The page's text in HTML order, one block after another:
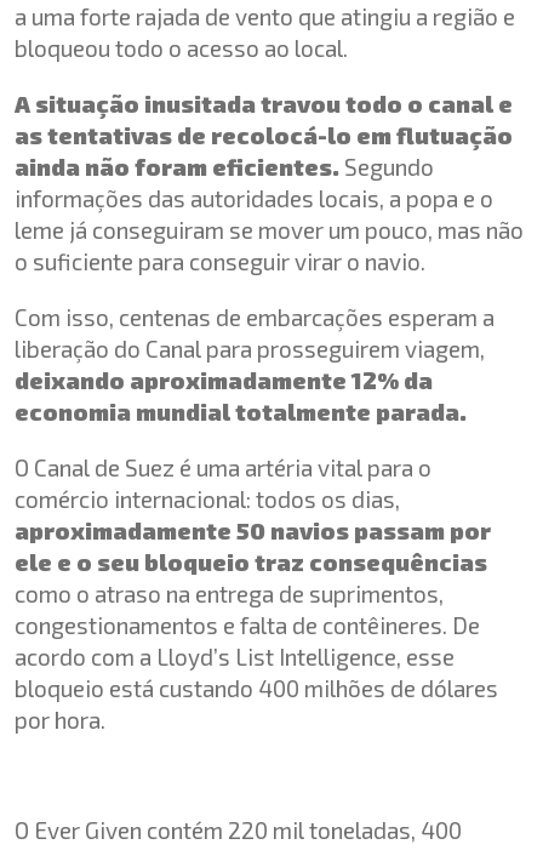
a uma forte rajada de vento que atingiu a região e
bloqueou todo o acesso ao local.
A situação inusitada travou todo o canal e
as tentativas de recolocá-lo em flutuação
ainda não foram eficientes. Segundo
informações das autoridades locais, a popa e o
leme já conseguiram se mover um pouco, mas não
o suficiente para conseguir virar o navio.
Com isso, centenas de embarcações esperam a
liberação do Canal para prosseguirem viagem,
deixando aproximadamente 12% da
economia mundial totalmente parada.
O Canal de Suez é uma artéria vital para o
comércio internacional: todos os dias,
aproximadamente 50 navios passam por
ele e o seu bloqueio traz consequências
como o atraso na entrega de suprimentos,
congestionamentos e falta de contêineres. De
acordo com a Lloyd’s List Intelligence, esse
bloqueio está custando 400 milhões de dólares
por hora.
O Ever Given contém 220 mil toneladas, 400